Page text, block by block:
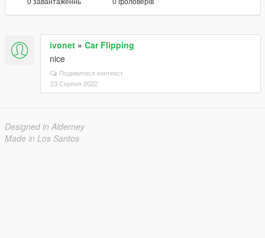
ivonet » Car Flipping
nice
Подивитися контекст
23 Серпня 2022
Designed in Alderney
Made in Los Santos